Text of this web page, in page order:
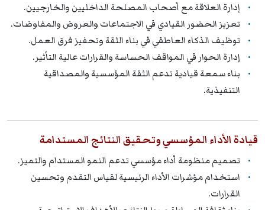
إدارة العلاقة مع أصحاب المصلحة الداخليين والخارجيين.
تعزيز الحضور القيادي في الاجتماعات والعروض والمفاوضات.
توظيف الذكاء العاطفي في بناء الثقة وتحفيز فرق العمل.
إدارة الحوار في المواقف الحساسة والقرارات عالية التأثير.
بناء سمعة قيادية تدعم الثقة المؤسسية والمصداقية
التنفيذية.
قيادة الأداء المؤسسي وتحقيق النتائج المستدامة
تصميم منظومة أداء مؤسسي تدعم النمو المستدام والتميز.
استخدام مؤشرات الأداء الرئيسية لقياس التقدم وتحسين
القرارات.